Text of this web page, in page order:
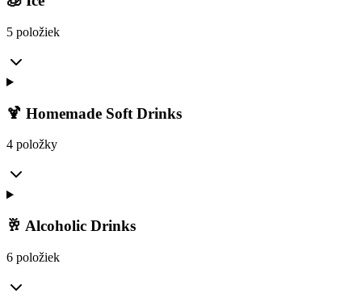
5 položiek
🍹 Homemade Soft Drinks
4 položky
🥂 Alcoholic Drinks
6 položiek